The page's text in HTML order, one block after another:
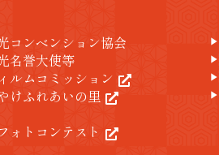
コンベンション協会
名誉大使等
ルムコミッション
けふれあいの里
ォトコンテスト
play_arrow
play_arrow
play_arrow
play_arrow